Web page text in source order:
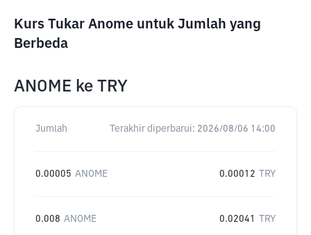
Kurs Tukar Anome untuk Jumlah yang
Berbeda
ANOME ke TRY
Jumlah Terakhir diperbarui: 2026/08/06 14:00
0.00005 ANOME 0.00012 TRY
0.008 ANOME 0.02041 TRY